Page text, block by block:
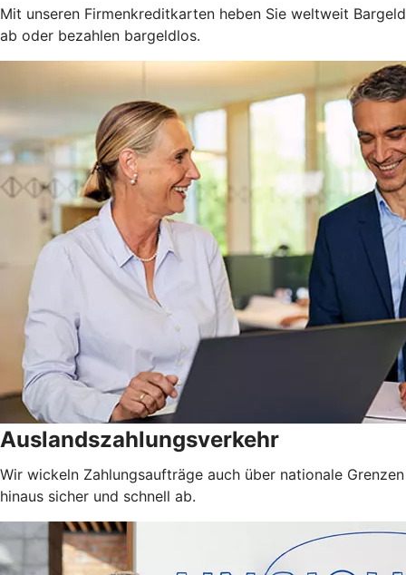
Mit unseren Firmenkreditkarten heben Sie weltweit Bargeld
ab oder bezahlen bargeldlos.
Auslandszahlungsverkehr
Wir wickeln Zahlungsaufträge auch über nationale Grenzen
hinaus sicher und schnell ab.